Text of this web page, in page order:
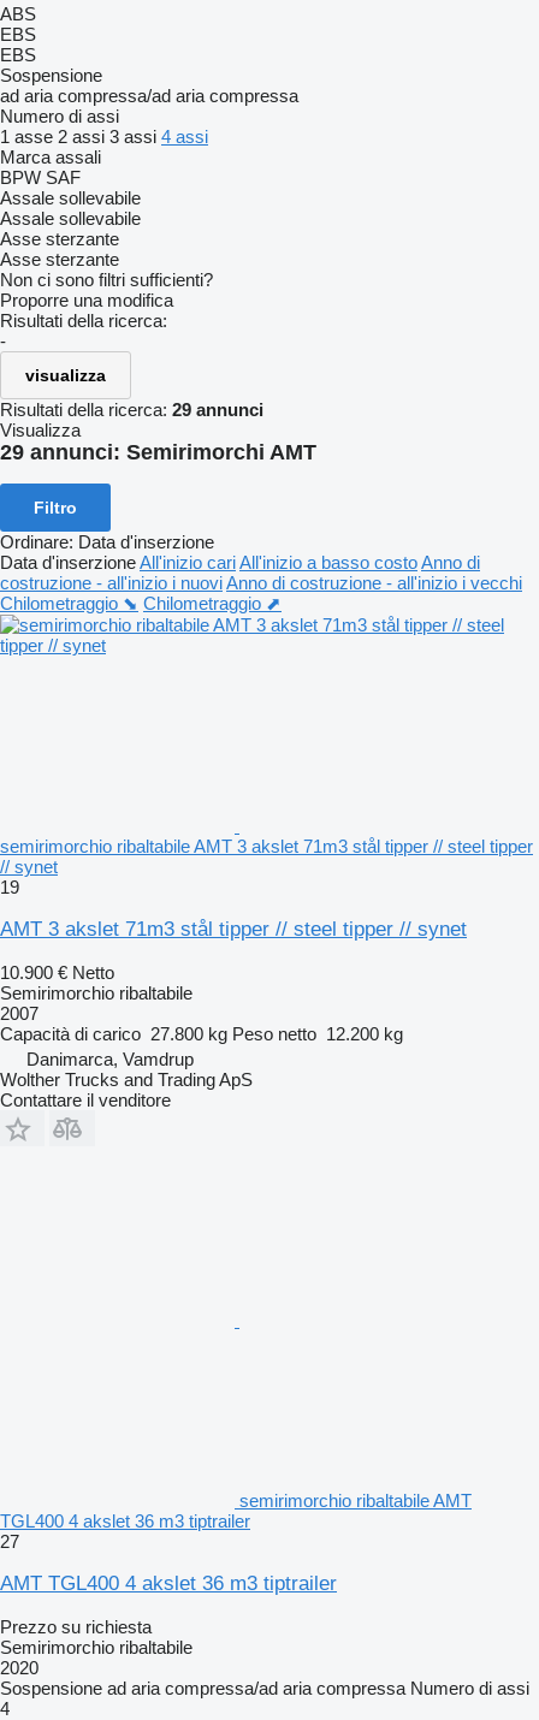
ABS
EBS
EBS
Sospensione
ad aria compressa/ad aria compressa
Numero di assi
1 asse 2 assi 3 assi 4 assi
Marca assali
BPW SAF
Assale sollevabile
Assale sollevabile
Asse sterzante
Asse sterzante
Non ci sono filtri sufficienti?
Proporre una modifica
Risultati della ricerca:
-
visualizza
Risultati della ricerca: 29 annunci
Visualizza
29 annunci: Semirimorchi AMT
Filtro
Ordinare: Data d'inserzione
Data d'inserzioneAll'inizio cariAll'inizio a basso costoAnno di
costruzione - all'inizio i nuoviAnno di costruzione - all'inizio i vecchi
Chilometraggio ⬊ Chilometraggio ⬈
semirimorchio ribaltabile AMT 3 akslet 71m3 stål tipper // steel tipper
// synet
19
AMT 3 akslet 71m3 stål tipper // steel tipper // synet
10.900 € Netto
Semirimorchio ribaltabile
2007
Capacità di carico 27.800 kg Peso netto 12.200 kg
Danimarca, Vamdrup
Wolther Trucks and Trading ApS
Contattare il venditore
semirimorchio ribaltabile AMT
TGL400 4 akslet 36 m3 tiptrailer
27
AMT TGL400 4 akslet 36 m3 tiptrailer
Prezzo su richiesta
Semirimorchio ribaltabile
2020
Sospensione ad aria compressa/ad aria compressa Numero di assi
4